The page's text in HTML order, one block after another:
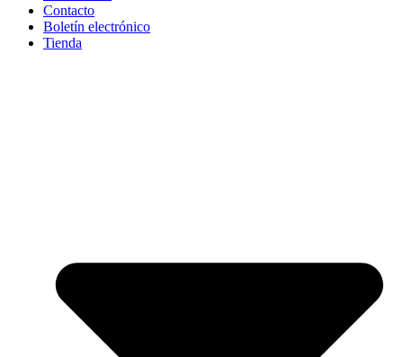
Contacto
Boletín electrónico
Tienda